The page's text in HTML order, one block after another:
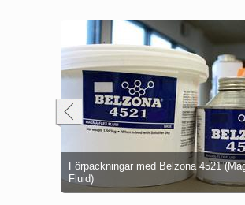
(Magma-Flex
Förseglade fogar mellan befintliga
stålarmeringar på vägbro